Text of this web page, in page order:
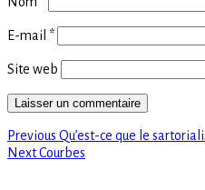
E-mail *
Site web
Navigation
de
Previous Previous
post:
Qu’est-ce que le
NextNext
Courbes